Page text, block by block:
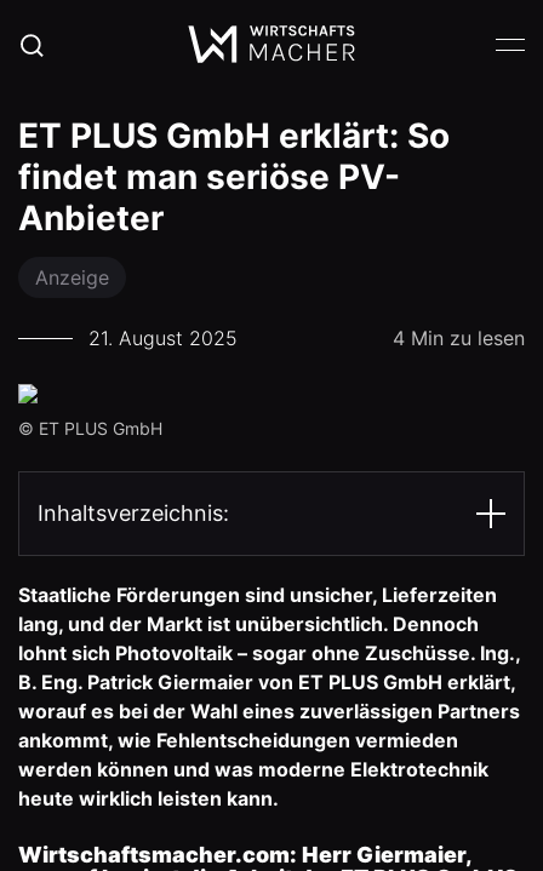
ET PLUS GmbH erklärt: So
findet man seriöse PV-
Anbieter
Anzeige
4 Min zu lesen
21. August 2025
© ET PLUS GmbH
Inhaltsverzeichnis:
Staatliche Förderungen sind unsicher, Lieferzeiten
lang, und der Markt ist unübersichtlich. Dennoch
lohnt sich Photovoltaik – sogar ohne Zuschüsse. Ing.,
B. Eng. Patrick Giermaier von ET PLUS GmbH erklärt,
worauf es bei der Wahl eines zuverlässigen Partners
ankommt, wie Fehlentscheidungen vermieden
werden können und was moderne Elektrotechnik
heute wirklich leisten kann.
Wirtschaftsmacher.com: Herr Giermaier,